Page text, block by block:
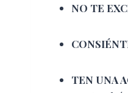
NO TE
TEN UNA